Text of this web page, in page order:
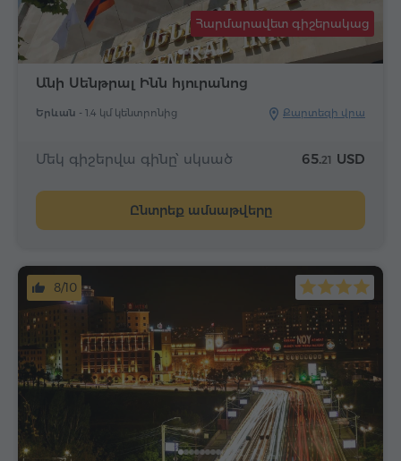
Անի Սենթրալ Ինն հյուրանոց
Երևան - 1.4 կմ կենտրոնից Քարտեզի վրա
Հարմարավետ գիշերակաց
Մեկ գիշերվա գինը՝ սկսած 65.21 USD
Ընտրեք ամսաթվերը
8/10